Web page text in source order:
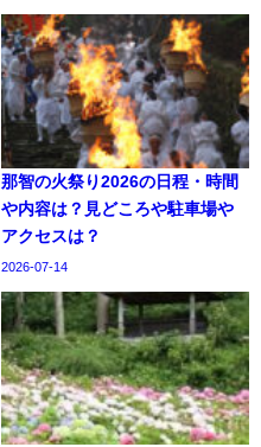
那智の火祭り2026の日程・時間
や内容は？見どころや駐車場や
アクセスは？
2026-07-14